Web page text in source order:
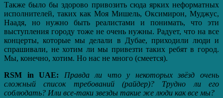
Также было бы здорово привозить сюда ярких неформатных
исполнителей, таких как Моя Мишель, Оксимирон, Муджус,
Наадя, но нужно быть реалистами и понимать, что эти
выступления городу тоже не очень нужны. Радует, что на все
концерты, которые мы делали в Дубае, приходили люди и
спрашивали, не хотим ли мы привезти таких ребят в город.
Мы, конечно, хотим. Но нас не много (смеется).
RSM in UAE: Правда ли что у некоторых звёзд очень
сложный список требований (райдер)? Трудно ли его
соблюдать? Или все-таки звезды такие же люди как все мы?